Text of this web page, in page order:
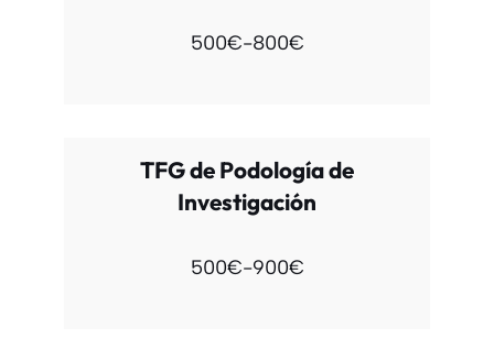
500€-800€
TFG de Podología de
Investigación
500€-900€